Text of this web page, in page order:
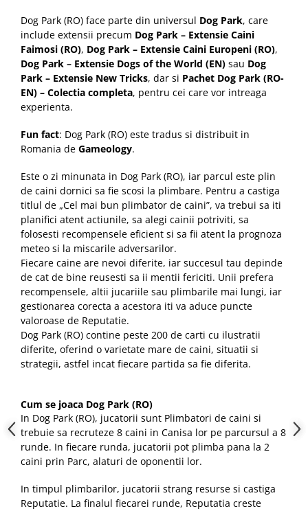
Dog Park (RO) face parte din universul Dog Park, care
include extensii precum Dog Park – Extensie Caini
Faimosi (RO), Dog Park – Extensie Caini Europeni (RO),
Dog Park – Extensie Dogs of the World (EN) sau Dog
Park – Extensie New Tricks, dar si Pachet Dog Park (RO-
EN) – Colectia completa, pentru cei care vor intreaga
experienta.
Fun fact: Dog Park (RO) este tradus si distribuit in
Romania de Gameology.
Este o zi minunata in Dog Park (RO), iar parcul este plin
de caini dornici sa fie scosi la plimbare. Pentru a castiga
titlul de „Cel mai bun plimbator de caini”, va trebui sa iti
planifici atent actiunile, sa alegi cainii potriviti, sa
folosesti recompensele eficient si sa fii atent la prognoza
meteo si la miscarile adversarilor.
Fiecare caine are nevoi diferite, iar succesul tau depinde
de cat de bine reusesti sa ii mentii fericiti. Unii prefera
recompensele, altii jucariile sau plimbarile mai lungi, iar
gestionarea corecta a acestora iti va aduce puncte
valoroase de Reputatie.
Dog Park (RO) contine peste 200 de carti cu ilustratii
diferite, oferind o varietate mare de caini, situatii si
strategii, astfel incat fiecare partida sa fie diferita.
Cum se joaca Dog Park (RO)
In Dog Park (RO), jucatorii sunt Plimbatori de caini si
trebuie sa recruteze 8 caini in Canisa lor pe parcursul a 8
runde. In fiecare runda, jucatorii pot plimba pana la 2
caini prin Parc, alaturi de oponentii lor.
In timpul plimbarilor, jucatorii strang resurse si castiga
Reputatie. La finalul fiecarei runde, Reputatia creste